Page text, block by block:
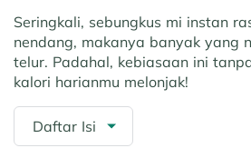
Seringkali, sebungkus mi instan
nendang, makanya banyak yang
telur. Padahal, kebiasaan ini
kalori harianmu melonjak!
Daftar Isi